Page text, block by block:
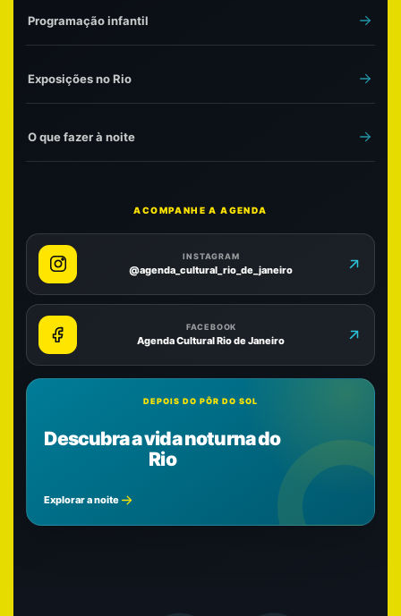
Programação infantil
Exposições no Rio
O que fazer à noite
ACOMPANHE A AGENDA
INSTAGRAM
@agenda_cultural_rio_de_janeiro
FACEBOOK
Agenda Cultural Rio de Janeiro
DEPOIS DO PÔR DO SOL
Descubra a vida noturna do
Rio
Explorar a noite